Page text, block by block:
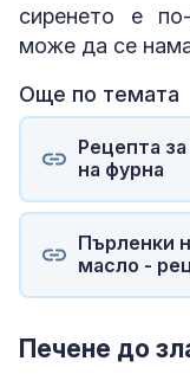
сиренето е
може да се
Още по темата
Рецепта
на фурна
Пърленки
масло -
Печене до